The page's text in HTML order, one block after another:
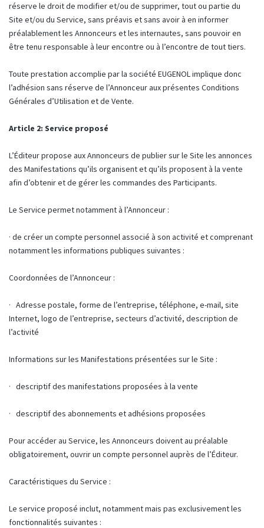
réserve le droit de modifier et/ou de supprimer, tout ou partie du
Site et/ou du Service, sans préavis et sans avoir à en informer
préalablement les Annonceurs et les internautes, sans pouvoir en
être tenu responsable à leur encontre ou à l’encontre de tout tiers.
Toute prestation accomplie par la société EUGENOL implique donc
l’adhésion sans réserve de l’Annonceur aux présentes Conditions
Générales d’Utilisation et de Vente.
Article 2: Service proposé
L’Éditeur propose aux Annonceurs de publier sur le Site les annonces
des Manifestations qu’ils organisent et qu’ils proposent à la vente
afin d’obtenir et de gérer les commandes des Participants.
Le Service permet notamment à l’Annonceur :
· de créer un compte personnel associé à son activité et comprenant
notamment les informations publiques suivantes :
Coordonnées de l’Annonceur :
· Adresse postale, forme de l’entreprise, téléphone, e-mail, site
Internet, logo de l’entreprise, secteurs d’activité, description de
l’activité
Informations sur les Manifestations présentées sur le Site :
· descriptif des manifestations proposées à la vente
· descriptif des abonnements et adhésions proposées
Pour accéder au Service, les Annonceurs doivent au préalable
obligatoirement, ouvrir un compte personnel auprès de l’Éditeur.
Caractéristiques du Service :
Le service proposé inclut, notamment mais pas exclusivement les
fonctionnalités suivantes :